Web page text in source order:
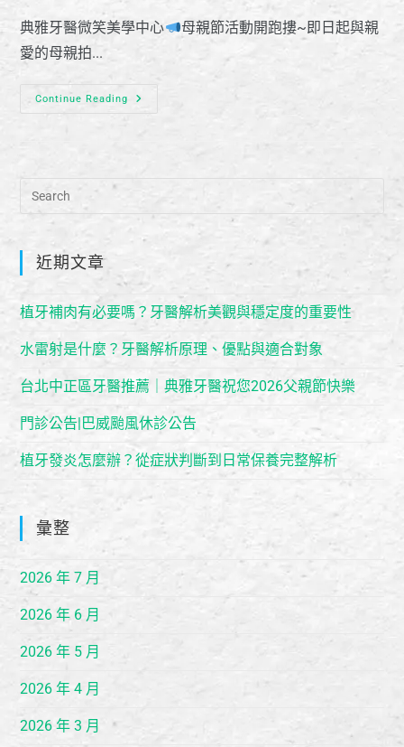
典雅牙醫微笑美學中心
母親節活動開跑摟~即日起與親
愛的母親拍...
Continue Reading
近期文章
植牙補肉有必要嗎？牙醫解析美觀與穩定度的重要性
水雷射是什麼？牙醫解析原理、優點與適合對象
台北中正區牙醫推薦｜典雅牙醫祝您2026父親節快樂
門診公告|巴威颱風休診公告
植牙發炎怎麼辦？從症狀判斷到日常保養完整解析
彙整
2026 年 7 月
2026 年 6 月
2026 年 5 月
2026 年 4 月
2026 年 3 月